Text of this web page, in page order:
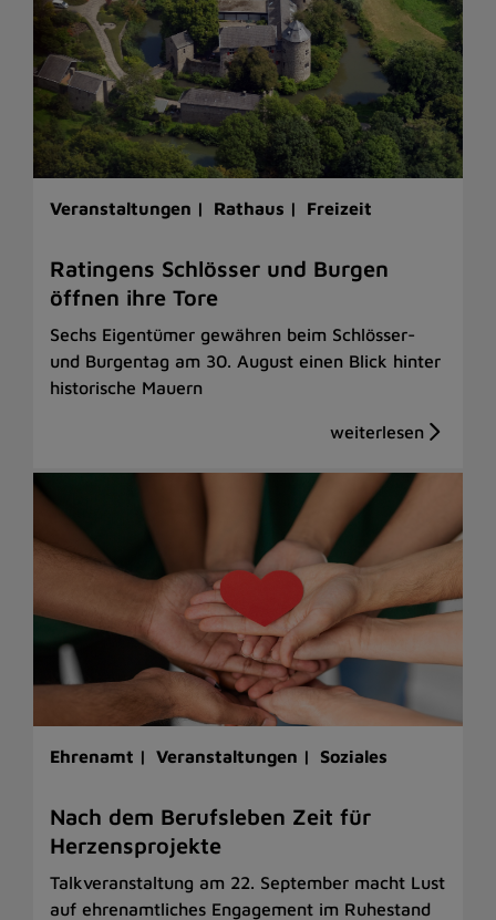
Veranstaltungen | Rathaus | Freizeit
Ratingens Schlösser und Burgen
öffnen ihre Tore
Sechs Eigentümer gewähren beim Schlösser-
und Burgentag am 30. August einen Blick hinter
historische Mauern
Ehrenamt | Veranstaltungen | Soziales
Nach dem Berufsleben Zeit für
Herzensprojekte
Talkveranstaltung am 22. September macht Lust
auf ehrenamtliches Engagement im Ruhestand